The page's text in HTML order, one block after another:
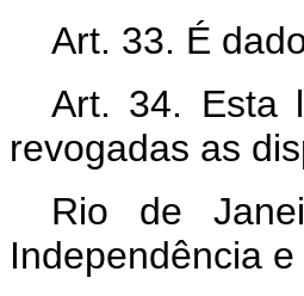
Art. 33. É
Art. 34. Esta
revogadas as
Rio de
Independência